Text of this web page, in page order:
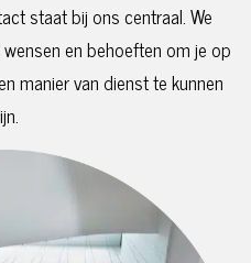
staat bij ons centraal. We
en behoeften om je op
manier van dienst te kunnen